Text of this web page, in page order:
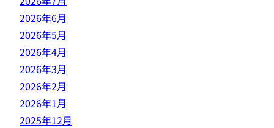
2026年6月
2026年5月
2026年4月
2026年3月
2026年2月
2026年1月
2025年12月